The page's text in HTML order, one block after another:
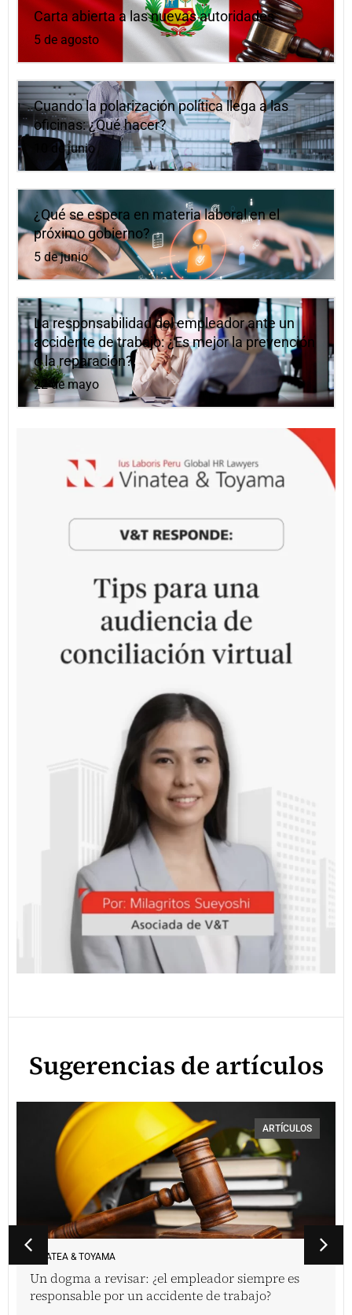
Carta abierta a las nuevas autoridades
5 de agosto
Cuando la polarización política llega a las
oficinas: ¿Qué hacer?
10 de junio
¿Qué se espera en materia laboral en el
próximo gobierno?
5 de junio
La responsabilidad del empleador ante un
accidente de trabajo: ¿Es mejor la prevención
o la reparación?
22 de mayo
Sugerencias de artículos
ARTÍCULOS
VINATEA & TOYAMA
Un dogma a revisar: ¿el empleador siempre es
responsable por un accidente de trabajo?